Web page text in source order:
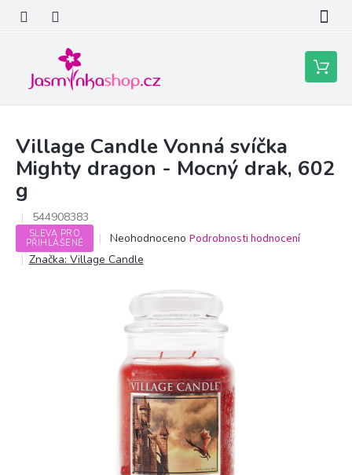
obsah
Nákupní
košík
Village Candle Vonná svíčka
Mighty dragon - Mocný drak, 602
g
544908383
SLEVA PRO
PŘIHLÁŠENÉ
Průměrné
hodnocení
produktu
Neohodnoceno Podrobnosti hodnocení
Značka: Village Candle